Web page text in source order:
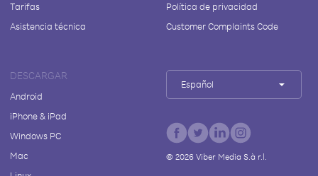
Tarifas
Asistencia técnica
Política de privacidad
Customer Complaints Code
DESCARGAR
Android
iPhone & iPad
Windows PC
Mac
Español
© 2026Viber Media S.à r.l.